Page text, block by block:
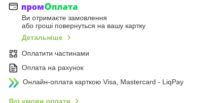
Ви отримаєте замовлення
або гроші повернуться на вашу картку
Детальніше
Оплатити частинами
Оплата на рахунок
Онлайн-оплата карткою Visa, Mastercard - LiqPay
Всі умови оплати